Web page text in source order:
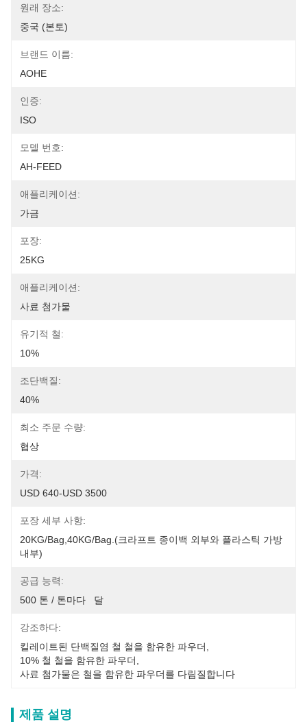
원래 장소:
중국 (본토)
브랜드 이름:
AOHE
인증:
ISO
모델 번호:
AH-FEED
애플리케이션:
가금
포장:
25KG
애플리케이션:
사료 첨가물
유기적 철:
10%
조단백질:
40%
최소 주문 수량:
협상
가격:
USD 640-USD 3500
포장 세부 사항:
20KG/Bag,40KG/Bag.(크라프트 종이백 외부와 플라스틱 가방
내부)
공급 능력:
500 톤 / 톤마다   달
강조하다:
킬레이트된 단백질염 철 철을 함유한 파우더
10% 철 철을 함유한 파우더
사료 첨가물은 철을 함유한 파우더를 다림질합니다
제품 설명